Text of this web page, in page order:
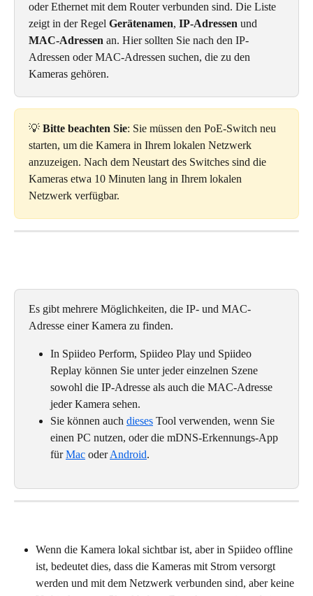
oder Ethernet mit dem Router verbunden sind. Die Liste
zeigt in der Regel Gerätenamen, IP-Adressen und
MAC-Adressen an. Hier sollten Sie nach den IP-
Adressen oder MAC-Adressen suchen, die zu den
Kameras gehören.
💡 Bitte beachten Sie: Sie müssen den PoE-Switch neu
starten, um die Kamera in Ihrem lokalen Netzwerk
anzuzeigen. Nach dem Neustart des Switches sind die
Kameras etwa 10 Minuten lang in Ihrem lokalen
Netzwerk verfügbar.
Es gibt mehrere Möglichkeiten, die IP- und MAC-
Adresse einer Kamera zu finden.
In Spiideo Perform, Spiideo Play und Spiideo
Replay können Sie unter jeder einzelnen Szene
sowohl die IP-Adresse als auch die MAC-Adresse
jeder Kamera sehen.
Sie können auch dieses Tool verwenden, wenn Sie
einen PC nutzen, oder die mDNS-Erkennungs-App
für Mac oder Android.
Wenn die Kamera lokal sichtbar ist, aber in Spiideo offline
ist, bedeutet dies, dass die Kameras mit Strom versorgt
werden und mit dem Netzwerk verbunden sind, aber keine